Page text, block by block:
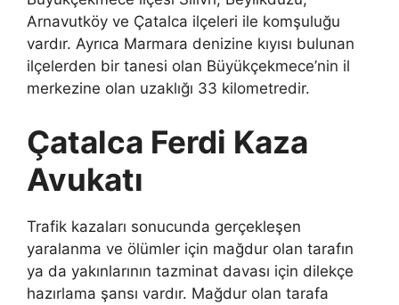
Arnavutköy ve Çatalca ilçeleri ile komşuluğu
vardır. Ayrıca Marmara denizine kıyısı bulunan
ilçelerden bir tanesi olan Büyükçekmece’nin il
merkezine olan uzaklığı 33 kilometredir.
Çatalca Ferdi Kaza
Avukatı
Trafik kazaları sonucunda gerçekleşen
yaralanma ve ölümler için mağdur olan tarafın
ya da yakınlarının tazminat davası için dilekçe
hazırlama şansı vardır. Mağdur olan tarafa